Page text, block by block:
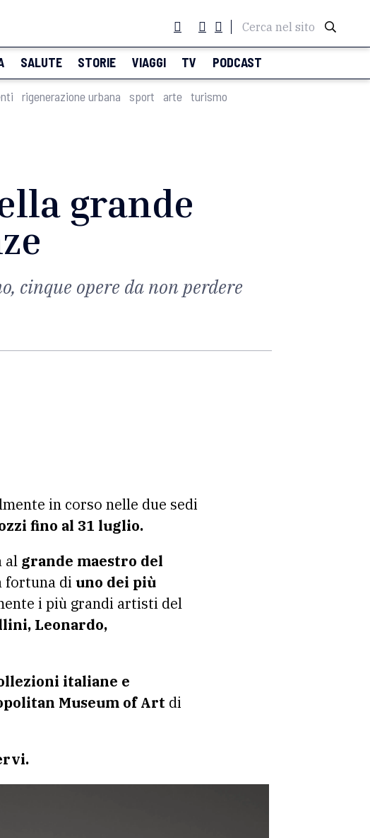
Cerca nel sito
SALUTE STORIE VIAGGI TV PODCAST
rigenerazione urbana sport arte turismo
grande
cinque opere da non perdere
in corso nelle due sedi
fino al 31 luglio.
al grande maestro del
fortuna di uno dei più
i più grandi artisti del
Leonardo,
italiane e
Museum of Art di